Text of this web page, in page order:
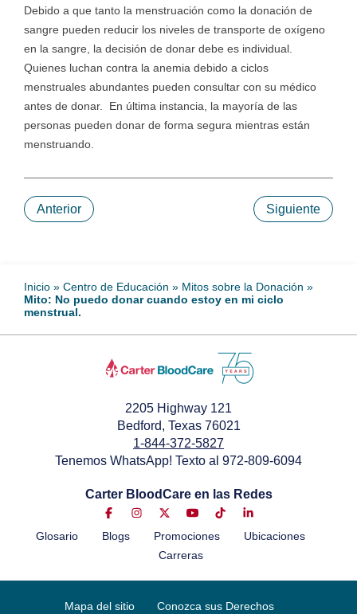
Debido a que tanto la menstruación como la donación de
sangre pueden reducir los niveles de transporte de oxígeno
en la sangre, la decisión de donar debe es individual.
Quienes luchan contra la anemia debido a ciclos
menstruales abundantes pueden consultar con su médico
antes de donar. En última instancia, la mayoría de las
personas pueden donar de forma segura mientras están
menstruando.
Anterior Siguiente
Inicio » Centro de Educación » Mitos sobre la Donación »
Mito: No puedo donar cuando estoy en mi ciclo
menstrual.
2205 Highway 121
Bedford, Texas 76021
1-844-372-5827
Tenemos WhatsApp! Texto al 972-809-6094
Carter BloodCare en las Redes
Glosario Blogs Promociones
Ubicaciones
Carreras
Mapa del sitio Conozca sus Derechos